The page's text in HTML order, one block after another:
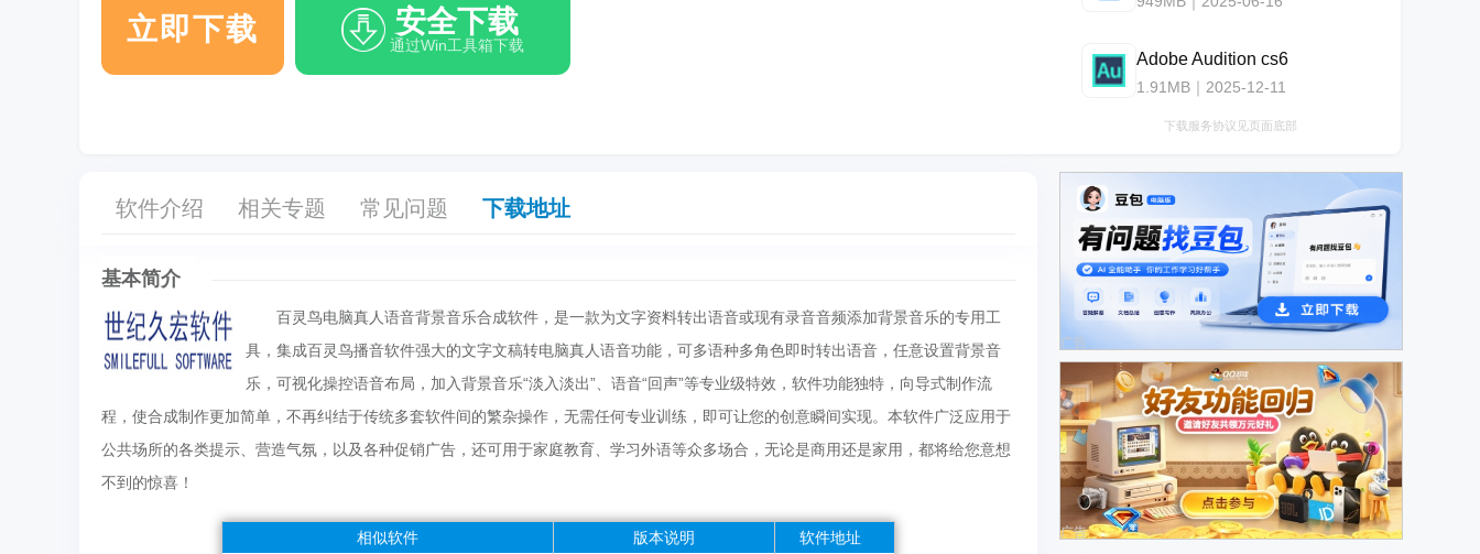
立即下载 安全下载
通过Win工具箱下载
Adobe Audition cs6
1.91MB｜2025-12-11
下载服务协议见页面底部
软件介绍 相关专题 常见问题 下载地址
基本简介
百灵鸟电脑真人语音背景音乐合成软件，是一款为文字资料转出语音或现有录音音频添加背景音乐的专用工
具，集成百灵鸟播音软件强大的文字文稿转电脑真人语音功能，可多语种多角色即时转出语音，任意设置背景音
乐，可视化操控语音布局，加入背景音乐“淡入淡出”、语音“回声”等专业级特效，软件功能独特，向导式制作流
程，使合成制作更加简单，不再纠结于传统多套软件间的繁杂操作，无需任何专业训练，即可让您的创意瞬间实现。本软件广泛应用于
公共场所的各类提示、营造气氛，以及各种促销广告，还可用于家庭教育、学习外语等众多场合，无论是商用还是家用，都将给您意想
不到的惊喜！
相似软件 版本说明
软件地址
广告
广告